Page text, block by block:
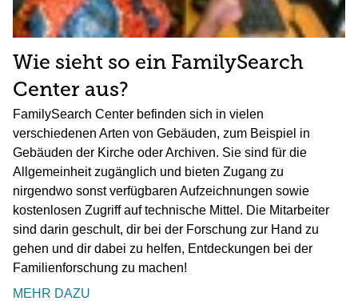
Wie sieht so ein FamilySearch
Center aus?
FamilySearch Center befinden sich in vielen
verschiedenen Arten von Gebäuden, zum Beispiel in
Gebäuden der Kirche oder Archiven. Sie sind für die
Allgemeinheit zugänglich und bieten Zugang zu
nirgendwo sonst verfügbaren Aufzeichnungen sowie
kostenlosen Zugriff auf technische Mittel. Die Mitarbeiter
sind darin geschult, dir bei der Forschung zur Hand zu
gehen und dir dabei zu helfen, Entdeckungen bei der
Familienforschung zu machen!
MEHR DAZU